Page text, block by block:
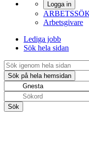
Logga in
Arbetsgivare
Lediga jobb
Sök hela sidan